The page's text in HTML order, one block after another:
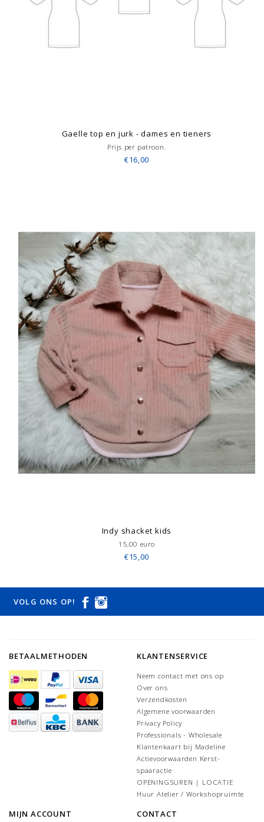
Gaelle top en jurk - dames en tieners
Prijs per patroon.
€16,00
Indy shacket kids
15,00 euro
€15,00
VOLG ONS OP!
BETAALMETHODEN KLANTENSERVICE
Neem contact met ons op
Over ons
Verzendkosten
Algemene voorwaarden
Privacy Policy
Professionals - Wholesale
Klantenkaart bij Madeline
Actievoorwaarden Kerst-
spaaractie
OPENINGSUREN | LOCATIE
Huur Atelier / Workshopruimte
MIJN ACCOUNT CONTACT